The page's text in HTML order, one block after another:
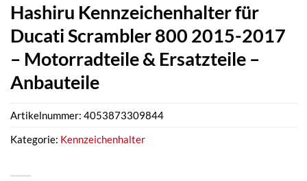
Hashiru Kennzeichenhalter für
Ducati Scrambler 800 2015-2017
– Motorradteile & Ersatzteile –
Anbauteile
Artikelnummer: 4053873309844
Kategorie: Kennzeichenhalter